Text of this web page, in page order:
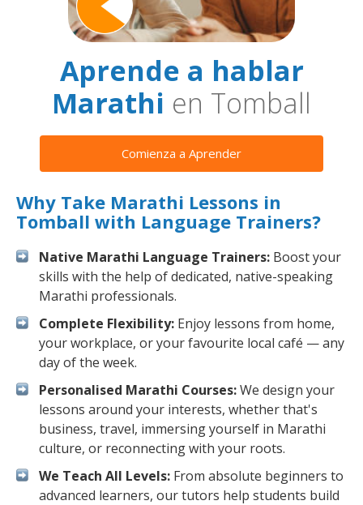
Aprende a hablar
Marathi en Tomball
Comienza a Aprender
Why Take Marathi Lessons in
Tomball with Language Trainers?
Native Marathi Language Trainers: Boost your
skills with the help of dedicated, native-speaking
Marathi professionals.
Complete Flexibility: Enjoy lessons from home,
your workplace, or your favourite local café — any
day of the week.
Personalised Marathi Courses:We design your
lessons around your interests, whether that's
business, travel, immersing yourself in Marathi
culture, or reconnecting with your roots.
We Teach All Levels: From absolute beginners to
advanced learners, our tutors help students build